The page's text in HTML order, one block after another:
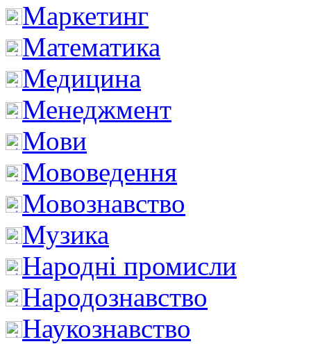
Маркетинг
Математика
Медицина
Менеджмент
Мови
Мововедення
Мовознавство
Музика
Народні промисли
Народознавство
Наукознавство